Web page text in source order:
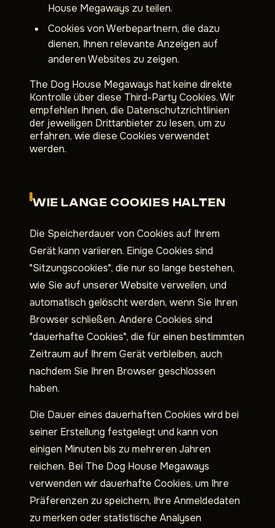
House Megaways zu teilen.
Cookies von Werbepartnern, die dazu
dienen, Ihnen relevante Anzeigen auf
anderen Websites zu zeigen.
The Dog House Megaways hat keine direkte
Kontrolle über diese Third-Party Cookies. Wir
empfehlen Ihnen, die Datenschutzrichtlinien
der jeweiligen Drittanbieter zu lesen, um zu
erfahren, wie diese Cookies verwendet
werden.
WIE LANGE COOKIES HALTEN
Die Speicherdauer von Cookies auf Ihrem
Gerät kann variieren. Einige Cookies sind
"Sitzungscookies", die nur so lange bestehen,
wie Sie auf unserer Website verweilen, und
automatisch gelöscht werden, wenn Sie Ihren
Browser schließen. Andere Cookies sind
"dauerhafte Cookies", die für einen bestimmten
Zeitraum auf Ihrem Gerät verbleiben, auch
nachdem Sie Ihren Browser geschlossen
haben.
Die Dauer eines dauerhaften Cookies wird bei
seiner Erstellung festgelegt und kann von
einigen Minuten bis zu mehreren Jahren
reichen. Bei The Dog House Megaways
verwenden wir dauerhafte Cookies, um Ihre
Präferenzen zu speichern, Ihre Anmeldedaten
zu merken oder statistische Analysen